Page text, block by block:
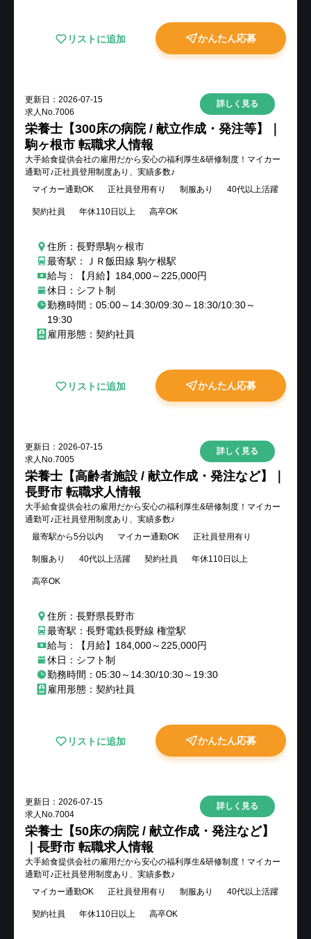
リストに追加 かんたん応募
更新日： 2026-07-15
求人No.7006
詳しく見る
栄養士【300床の病院 / 献立作成・発注等】｜
駒ヶ根市 転職求人情報
大手給食提供会社の雇用だから安心の福利厚生&研修制度！マイカー
通勤可♪正社員登用制度あり、実績多数♪
マイカー通勤OK
正社員登用有り 制服あり 40代以上活躍
契約社員 年休110日以上 高卒OK
住所：長野県駒ヶ根市
最寄駅：ＪＲ飯田線 駒ケ根駅
給与：【月給】184,000～225,000円
休日：シフト制
勤務時間：05:00～14:30/09:30～18:30/10:30～
19:30
雇用形態：契約社員
リストに追加 かんたん応募
更新日： 2026-07-15
求人No.7005
詳しく見る
栄養士【高齢者施設 / 献立作成・発注など】｜
長野市 転職求人情報
大手給食提供会社の雇用だから安心の福利厚生&研修制度！マイカー
通勤可♪正社員登用制度あり、実績多数♪
最寄駅から5分以内
マイカー通勤OK 正社員登用有り
制服あり 40代以上活躍 契約社員 年休110日以上
高卒OK
住所：長野県長野市
最寄駅：長野電鉄長野線 権堂駅
給与：【月給】184,000～225,000円
休日：シフト制
勤務時間：05:30～14:30/10:30～19:30
雇用形態：契約社員
リストに追加 かんたん応募
更新日： 2026-07-15
求人No.7004
詳しく見る
栄養士【50床の病院 / 献立作成・発注など】
｜長野市 転職求人情報
大手給食提供会社の雇用だから安心の福利厚生&研修制度！マイカー
通勤可♪正社員登用制度あり、実績多数♪
マイカー通勤OK
正社員登用有り 制服あり 40代以上活躍
契約社員 年休110日以上 高卒OK